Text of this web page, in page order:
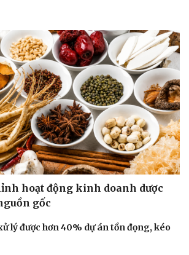
hoạt động kinh doanh dược
gốc
lý được hơn 40% dự án tồn đọng, kéo